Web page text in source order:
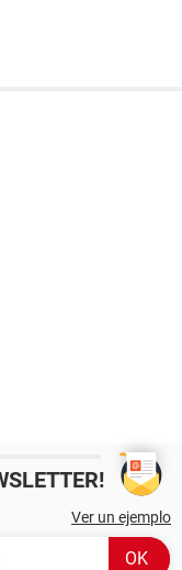
Ver un ejemplo